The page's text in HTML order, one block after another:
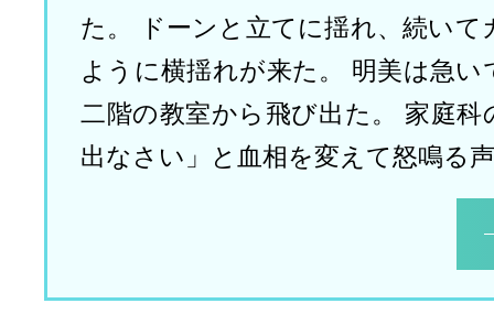
た。 ドーンと立てに揺れ、続い
ように横揺れが来た。 明美は急
二階の教室から飛び出た。 家庭
出なさい」と血相を変えて怒鳴る